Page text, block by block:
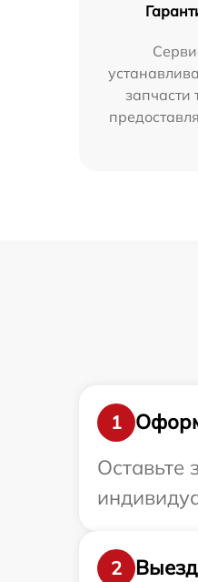
запчасти
1
Оставьте
2